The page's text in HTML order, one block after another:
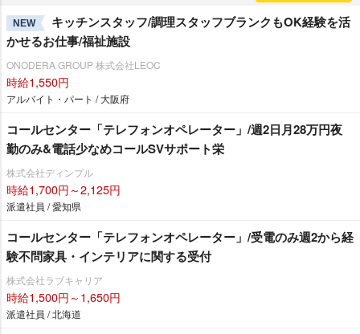
NEW
キッチンスタッフ/調理スタッフブランクもOK経験を活
かせるお仕事/福祉施設
ONODERA GROUP 株式会社LEOC
時給1,550円
アルバイト・パート / 大阪府
コールセンター「テレフォンオペレーター」/週2日月28万円夜
勤のみ&電話少なめコールSVサポート栄
株式会社ディンプル
時給1,700円～2,125円
派遣社員 / 愛知県
コールセンター「テレフォンオペレーター」/受電のみ週2から経
験不問家具・インテリアに関する受付
株式会社ラブキャリア
時給1,500円～1,650円
派遣社員 / 北海道